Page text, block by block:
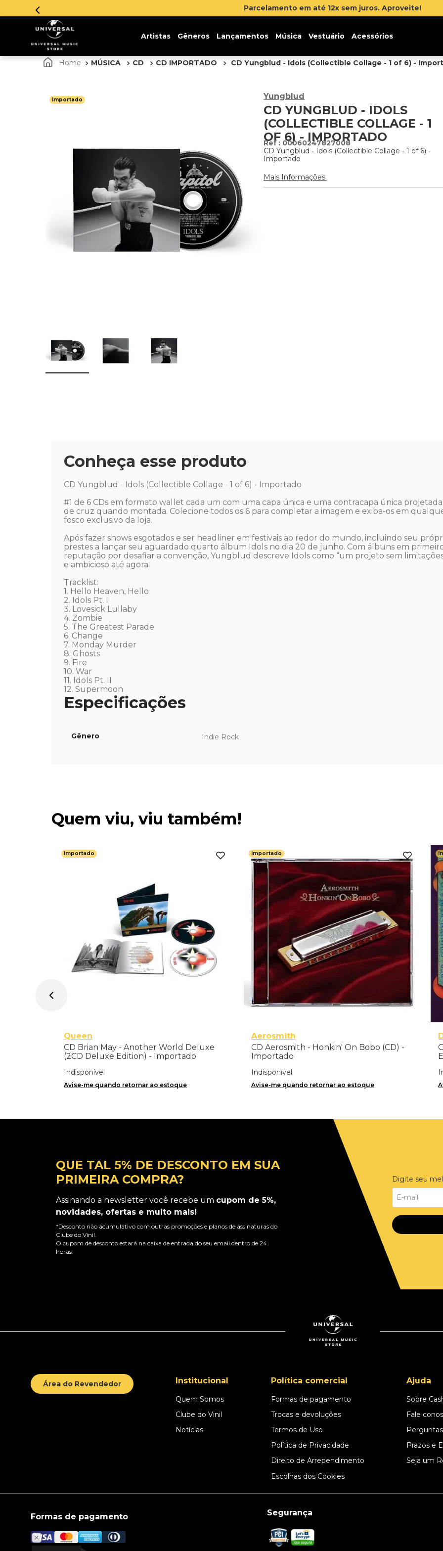
Parcelamento em até 12x sem juros. Aproveite!
Artistas Gêneros Lançamentos Música Vestuário Acessórios
MÚSICA CD CD IMPORTADO CD Yungblud - Idols (Collectible Collage - 1 of 6) -
Importado Yungblud
CD YUNGBLUD - IDOLS
(COLLECTIBLE COLLAGE - 1
OF 6) - IMPORTADO
: 00060247827008
CD Yungblud - Idols (Collectible Collage - 1 of 6) -
Importado
Mais Informações.
Conheça esse produto
CD Yungblud - Idols (Collectible Collage - 1 of 6) - Importado
#1 de 6 CDs em formato wallet cada um com uma capa única e uma contracapa única
de cruz quando montada. Colecione todos os 6 para completar a imagem e exiba-os em
fosco exclusivo da loja.
Após fazer shows esgotados e ser headliner em festivais ao redor do mundo, incluindo seu
prestes a lançar seu aguardado quarto álbum Idols no dia 20 de junho. Com álbuns em
reputação por desafiar a convenção, Yungblud descreve Idols como “um projeto sem
e ambicioso até agora.
Tracklist:
1. Hello Heaven, Hello
2. Idols Pt. I
3. Lovesick Lullaby
4. Zombie
5. The Greatest Parade
6. Change
7. Monday Murder
8. Ghosts
9. Fire
10. War
11. Idols Pt. II
12. Supermoon
Gênero Indie Rock
Quem viu, viu também!
Importado
Queen
CD Brian May - Another World Deluxe
(2CD Deluxe Edition) - Importado
Indisponível
Avise-me quando retornar ao estoque
Importado
Aerosmith
CD Aerosmith - Honkin' On Bobo (CD) -
Importado
Indisponível
Avise-me quando retornar ao estoque
QUE TAL 5% DE DESCONTO EM SUA
PRIMEIRA COMPRA?
Assinando a newsletter você recebe um cupom de 5%,
novidades, ofertas e muito mais!
*Desconto não acumulativo com outras promoções e planos de assinaturas do
Clube do Vinil.
O cupom de desconto estará na caixa de entrada do seu email dentro de 24
horas.
Digite seu
Área do Revendedor Institucional
Quem Somos
Clube do Vinil
Notícias
Política comercial
Formas de pagamento
Trocas e devoluções
Termos de Uso
Política de Privacidade
Direito de Arrependimento
Escolhas dos Cookies
Ajuda
Sobre
Fale
Prazos e
Seja um
Formas de pagamento Segurança